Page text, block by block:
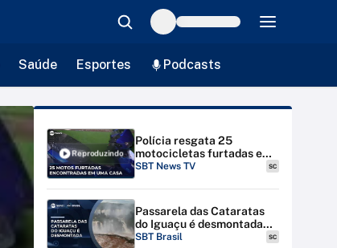
Saúde Esportes Podcasts
Reproduzindo
Polícia resgata 25
motocicletas furtadas em
São Paulo; cinco são
(28/04/25)
SBT News TV SC
Passarela das Cataratas
do Iguaçu é desmontada
por riscos de inundação
SBT Brasil SC